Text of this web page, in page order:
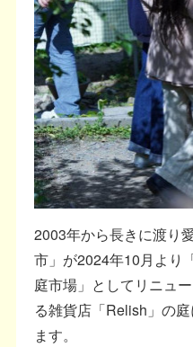
2003年から長きに渡り
市」が2024年10月より
庭市場」としてリニュ
る雑貨店「Relish」の
ます。